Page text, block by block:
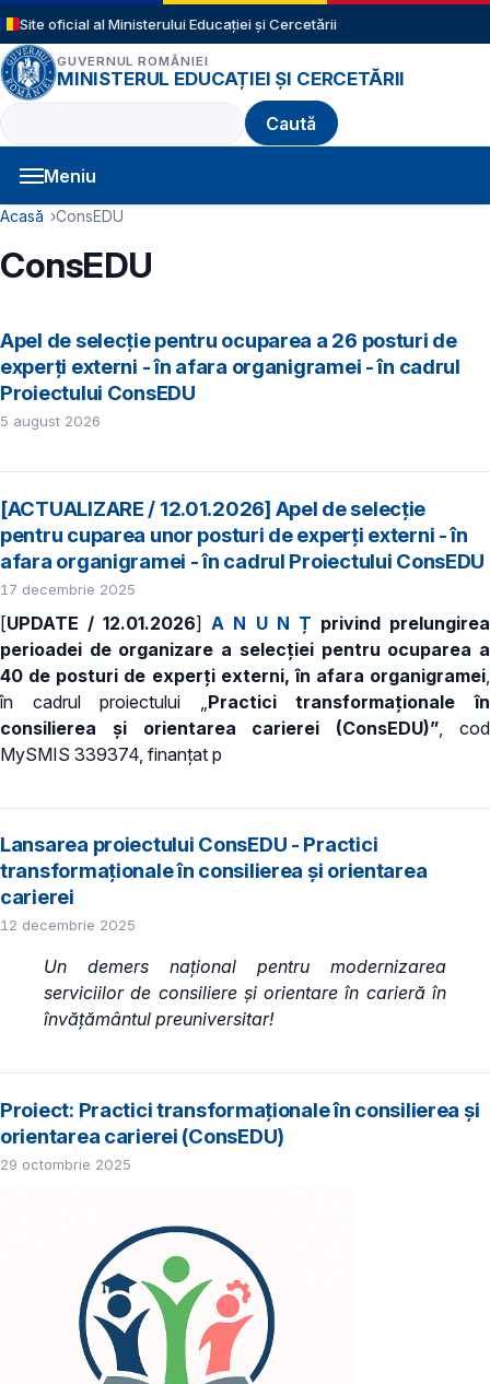
Sari la conținutul principal
Site oficial al Ministerului Educației și Cercetării
GUVERNUL ROMÂNIEI
MINISTERUL EDUCAȚIEI ȘI CERCETĂRII
Caută
Meniu
Navigație principală
Cale de navigare
Acasă ConsEDU
ConsEDU
Apel de selecție pentru ocuparea a 26 posturi de
experți externi - în afara organigramei - în cadrul
Proiectului ConsEDU
5 august 2026
[ACTUALIZARE / 12.01.2026] Apel de selecție
pentru cuparea unor posturi de experți externi - în
afara organigramei - în cadrul Proiectului ConsEDU
17 decembrie 2025
[UPDATE / 12.01.2026] A N U N Ț privind prelungirea
perioadei de organizare a selecţiei pentru ocuparea a
40 de posturi de experți externi, în afara organigramei
în cadrul proiectului „ Practici transformaționale în
consilierea și orientarea carierei (ConsEDU)” , cod
MySMIS 339374, finanțat p
Lansarea proiectului ConsEDU - Practici
transformaționale în consilierea și orientarea
carierei
12 decembrie 2025
Un demers național pentru modernizarea
serviciilor de consiliere și orientare în carieră în
învățământul preuniversitar!
Proiect: Practici transformaționale în consilierea și
orientarea carierei (ConsEDU)
29 octombrie 2025